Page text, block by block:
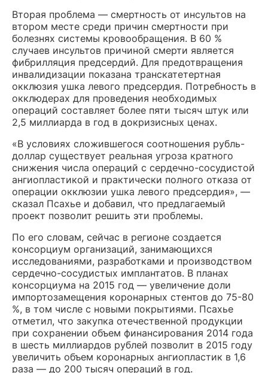
Вторая проблема — смертность от инсультов на
втором месте среди причин смертности при
болезнях системы кровообращения. В 60 %
случаев инсультов причиной смерти является
фибрилляция предсердий. Для предотвращения
инвалидизации показана транскатетертная
окклюзия ушка левого предсердия. Потребность в
окклюдерах для проведения необходимых
операций составляет более пяти тысяч штук или
2,5 миллиарда в год в докризисных ценах.
«В условиях сложившегося соотношения рубль-
доллар существует реальная угроза кратного
снижения числа операций с сердечно-сосудистой
ангиопластикой и практически полного отказа от
операции окклюзии ушка левого предсердия», —
сказал Псахье и добавил, что предлагаемый
проект позволит решить эти проблемы.
По его словам, сейчас в регионе создается
консорциум организаций, занимающихся
исследованиями, разработками и производством
сердечно-сосудистых имплантатов. В планах
консорциума на 2015 год — увеличение доли
импортозамещения коронарных стентов до 75-80
%, в том числе с новыми покрытиями. Псахье
отметил, что закупка отечественной продукции
при сохранении объем финансирования 2014 года
в шесть миллиардов рублей позволит в 2015 году
увеличить объем коронарных ангиопластик в 1,6
раза — до 200 тысяч операций в год.